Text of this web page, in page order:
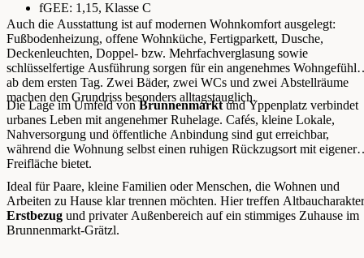
fGEE: 1,15, Klasse C
Auch die Ausstattung ist auf modernen Wohnkomfort ausgelegt:
Fußbodenheizung, offene Wohnküche, Fertigparkett, Dusche,
Deckenleuchten, Doppel- bzw. Mehrfachverglasung sowie
schlüsselfertige Ausführung sorgen für ein angenehmes Wohngefühl
ab dem ersten Tag. Zwei Bäder, zwei WCs und zwei Abstellräume
machen den Grundriss besonders alltagstauglich.
Die Lage im Umfeld vonBrunnenmarktund Yppenplatz verbindet
urbanes Leben mit angenehmer Ruhelage. Cafés, kleine Lokale,
Nahversorgung und öffentliche Anbindung sind gut erreichbar,
während die Wohnung selbst einen ruhigen Rückzugsort mit eigener
Freifläche bietet.
Ideal für Paare, kleine Familien oder Menschen, die Wohnen und
Arbeiten zu Hause klar trennen möchten. Hier treffen
Erstbezug und privater Außenbereich auf ein stimmiges Zuhause im
Brunnenmarkt-Grätzl.